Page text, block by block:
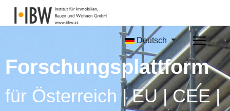
Deutsch
Forschungsplattform
für Österreich | EU | CEE |